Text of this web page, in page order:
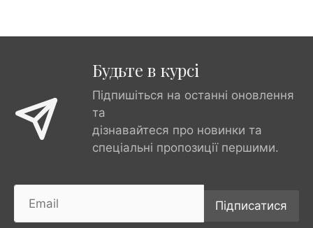
Будьте в курсі
Підпишіться на останні оновлення
та
дізнавайтеся про новинки та
спеціальні пропозиції першими.
Підписатися